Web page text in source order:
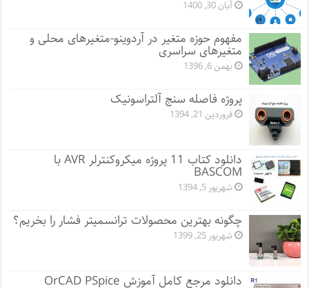
آبان 30, 1400
مفهوم حوزه متغیر در آردوینو-متغیرهای محلی و
متغیرهای سراسری
بهمن 6, 1396
پروژه فاصله سنج آلتراسونیک
فروردین 21, 1394
دانلود کتاب 11 پروژه میکروکنترلر AVR با
BASCOM
شهریور 5, 1394
چگونه بهترین محصولات ترانسمیتر فشار را بخریم؟
شهریور 25, 1399
دانلود مرجع کامل آموزش OrCAD PSpice